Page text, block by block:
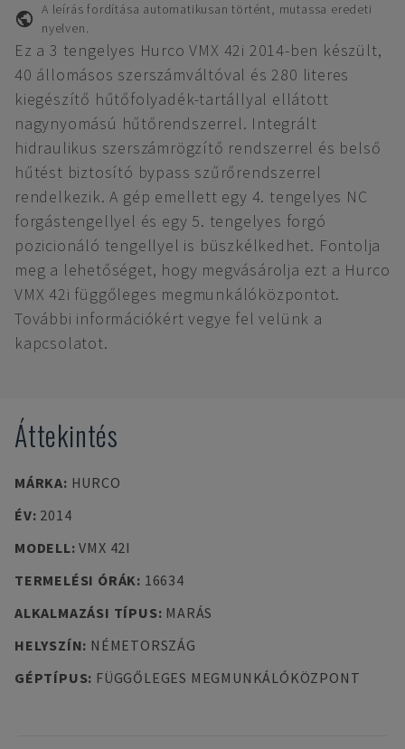
A leírás fordítása automatikusan történt, mutassa eredeti
nyelven.
Ez a 3 tengelyes Hurco VMX 42i 2014-ben készült,
40 állomásos szerszámváltóval és 280 literes
kiegészítő hűtőfolyadék-tartállyal ellátott
nagynyomású hűtőrendszerrel. Integrált
hidraulikus szerszámrögzítő rendszerrel és belső
hűtést biztosító bypass szűrőrendszerrel
rendelkezik. A gép emellett egy 4. tengelyes NC
forgástengellyel és egy 5. tengelyes forgó
pozicionáló tengellyel is büszkélkedhet. Fontolja
meg a lehetőséget, hogy megvásárolja ezt a Hurco
VMX 42i függőleges megmunkálóközpontot.
További információkért vegye fel velünk a
kapcsolatot.
Áttekintés
MÁRKA: HURCO
ÉV: 2014
MODELL:VMX 42I
TERMELÉSI ÓRÁK: 16634
ALKALMAZÁSI TÍPUS: MARÁS
HELYSZÍN: NÉMETORSZÁG
GÉPTÍPUS: FÜGGŐLEGES MEGMUNKÁLÓKÖZPONT